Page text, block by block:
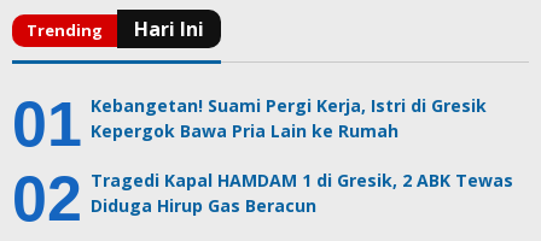
Kebangetan! Suami Pergi Kerja, Istri di Gresik
Kepergok Bawa Pria Lain ke Rumah
Tragedi Kapal HAMDAM 1 di Gresik, 2 ABK Tewas
Diduga Hirup Gas Beracun